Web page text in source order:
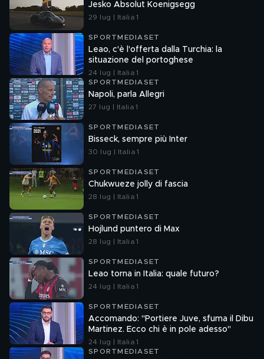
Jesko Absolut Koenigsegg
29 lug | Italia 1
SPORTMEDIASET
Leao, c'è l'offerta dalla Turchia: la
situazione del portoghese
24 lug | Italia 1
SPORTMEDIASET
Napoli, parla Allegri
27 lug | Italia 1
SPORTMEDIASET
Bisseck, sempre più Inter
30 lug | Italia 1
SPORTMEDIASET
Chukwueze jolly di fascia
28 lug | Italia 1
SPORTMEDIASET
Hojlund puntero di Max
28 lug | Italia 1
SPORTMEDIASET
Leao torna in Italia: quale futuro?
24 lug | Italia 1
SPORTMEDIASET
Accomando: "Portiere Juve, sfuma il Dibu
Martinez. Ecco chi è in pole adesso"
24 lug | Italia 1
SPORTMEDIASET